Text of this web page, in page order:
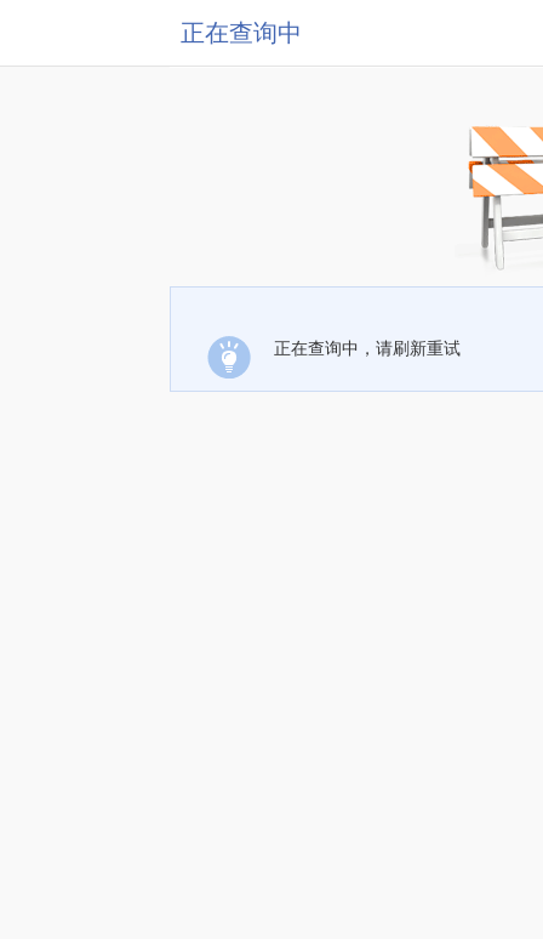
正在查询中
正在查询中，请刷新重试